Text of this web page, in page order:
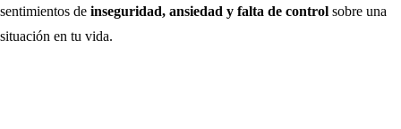
sentimientos de inseguridad, ansiedad y falta de control sobre una
situación en tu vida.